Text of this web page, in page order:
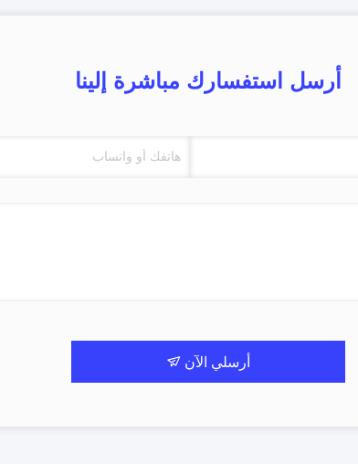
أرسل استفسارك مباشرة إلينا
أرسلي الآن